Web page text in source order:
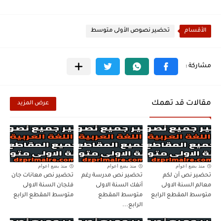
الأقسام تحضير نصوص الأولى متوسط
مقالات قد تهمك عرض المزيد
منذ بضع اعوام
تحضير نص أن لكم
معالم السنة الاولى
متوسط المقطع الرابع
منذ بضع اعوام
تحضير نص مدرسة رغم
أنفك السنة الاولى
متوسط المقطع
الرابع...
منذ بضع اعوام
تحضير نص معانات جان
فلجان السنة الاولى
متوسط المقطع الرابع